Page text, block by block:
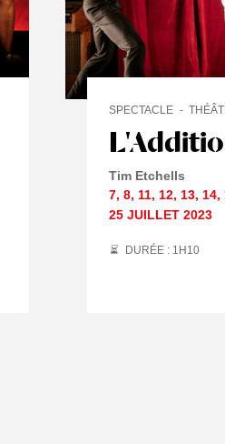
SPECTACLE
ITINÉRANCE
Tim Etchells
7, 8, 11, 12, 13, 14,
25 JUILLET2023
DURÉE : 1 H10